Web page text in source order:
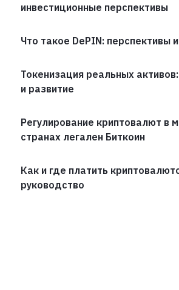
инвестиционные перспективы
Что такое DePIN: перспективы
Токенизация реальных
и развитие
Регулирование криптовалют в
странах легален Биткоин
Как и где платить
руководство